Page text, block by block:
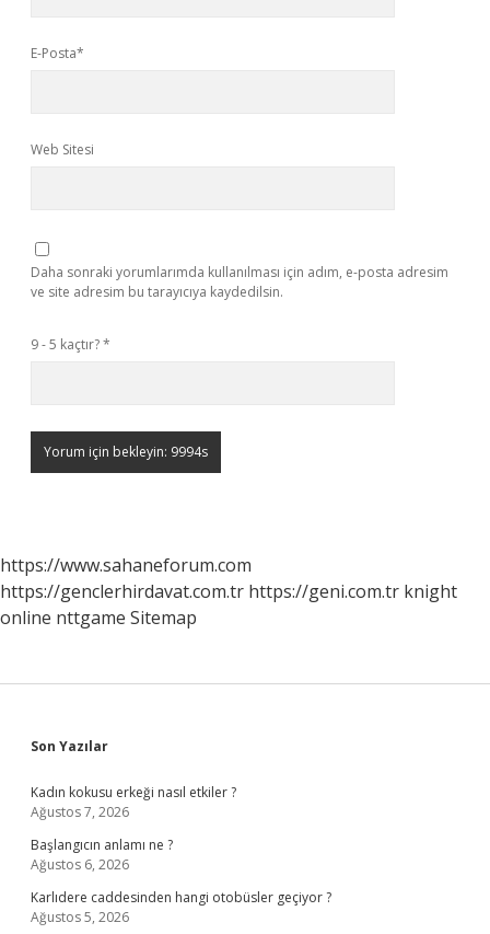
E-Posta*
Web Sitesi
Daha sonraki yorumlarımda kullanılması için adım, e-posta adresim
ve site adresim bu tarayıcıya kaydedilsin.
9 - 5 kaçtır?*
https://www.sahaneforum.com
https://genclerhirdavat.com.tr https://geni.com.tr knight
online nttgame Sitemap
Sidebar
Son Yazılar
Kadın kokusu erkeği nasıl etkiler ?
Ağustos 7, 2026
Başlangıcın anlamı ne ?
Ağustos 6, 2026
Karlıdere caddesinden hangi otobüsler geçiyor ?
Ağustos 5, 2026